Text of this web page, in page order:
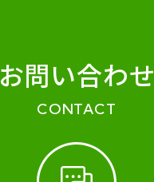
お問い合わせ
CONTACT